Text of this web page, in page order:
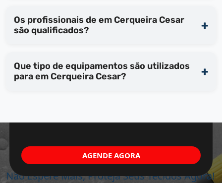
Os profissionais de em Cerqueira Cesar
são qualificados?
Que tipo de equipamentos são utilizados
para em Cerqueira Cesar?
Não Espere Mais, Proteja Seus Tecidos Agora!
AGENDE AGORA